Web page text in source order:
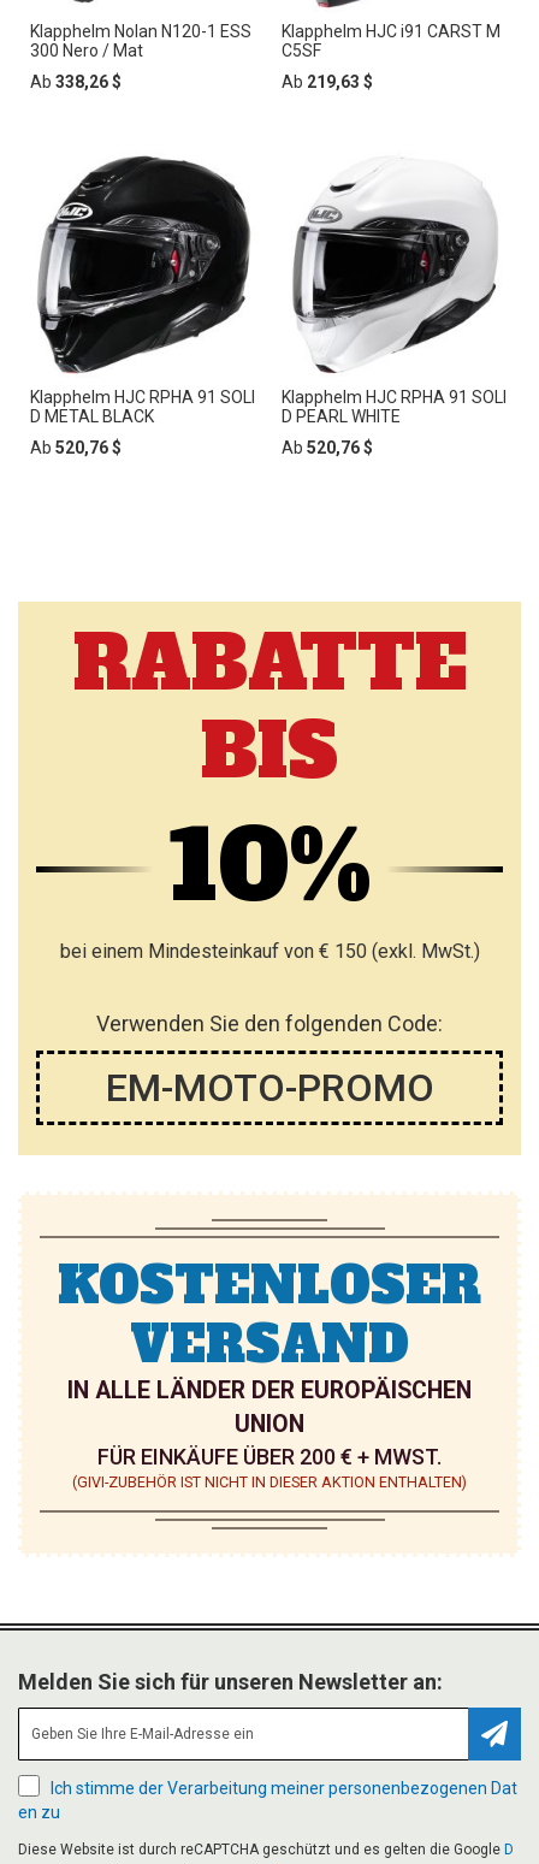
Klapphelm Nolan N120-1 ESS
300 Nero / Mat
Ab 338,26 $
Klapphelm HJC i91 CARST M
C5SF
Ab 219,63 $
Klapphelm HJC RPHA 91 SOLI
D METAL BLACK
Ab 520,76 $
Klapphelm HJC RPHA 91 SOLI
D PEARL WHITE
Ab 520,76 $
RABATTE
BIS
10%
bei einem Mindesteinkauf von € 150 (exkl. MwSt.)
Verwenden Sie den folgenden Code:
EM-MOTO-PROMO
KOSTENLOSER
VERSAND
IN ALLE LÄNDER DER EUROPÄISCHEN
UNION
FÜR EINKÄUFE ÜBER 200 € + MWST.
(GIVI-ZUBEHÖR IST NICHT IN DIESER AKTION ENTHALTEN)
Melden Sie sich für unseren Newsletter an:
Ich stimme der Verarbeitung meiner personenbezogenen Dat
en zu
Diese Website ist durch reCAPTCHA geschützt und es gelten die Google D